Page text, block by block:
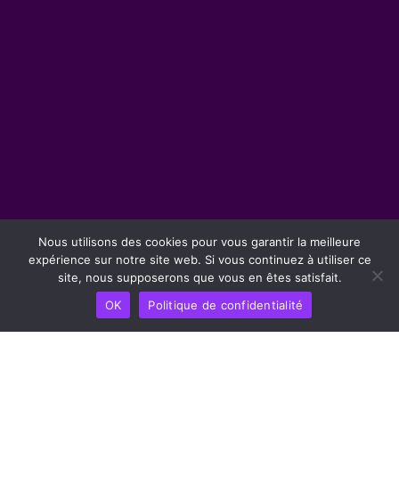
Nous utilisons des cookies pour vous garantir la meilleure
expérience sur notre site web. Si vous continuez à utiliser ce
site, nous supposerons que vous en êtes satisfait.
OK
Politique de confidentialité